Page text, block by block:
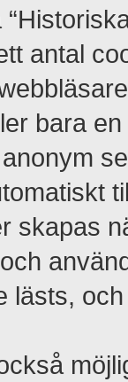
antal
bara
skapas
lästs,